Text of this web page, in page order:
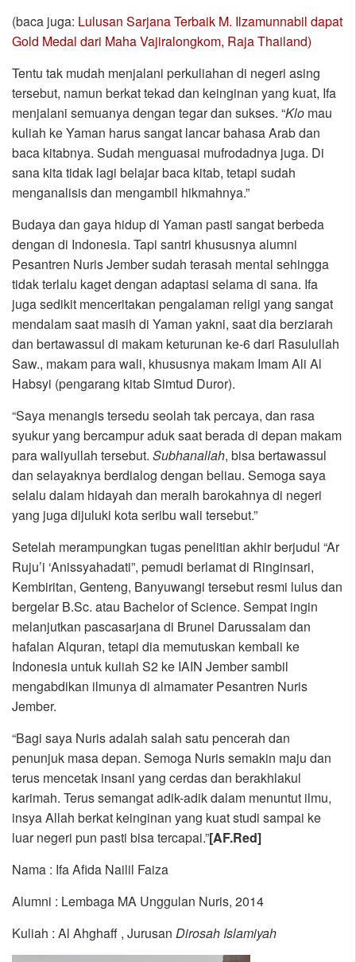
(baca juga: Lulusan Sarjana Terbaik M. Ilzamunnabil dapat
Gold Medal dari Maha Vajiralongkom, Raja Thailand)
Tentu tak mudah menjalani perkuliahan di negeri asing
tersebut, namun berkat tekad dan keinginan yang kuat, Ifa
menjalani semuanya dengan tegar dan sukses. “Klo mau
kuliah ke Yaman harus sangat lancar bahasa Arab dan
baca kitabnya. Sudah menguasai mufrodadnya juga. Di
sana kita tidak lagi belajar baca kitab, tetapi sudah
menganalisis dan mengambil hikmahnya.”
Budaya dan gaya hidup di Yaman pasti sangat berbeda
dengan di Indonesia. Tapi santri khususnya alumni
Pesantren Nuris Jember sudah terasah mental sehingga
tidak terlalu kaget dengan adaptasi selama di sana. Ifa
juga sedikit menceritakan pengalaman religi yang sangat
mendalam saat masih di Yaman yakni, saat dia berziarah
dan bertawassul di makam keturunan ke-6 dari Rasulullah
Saw., makam para wali, khususnya makam Imam Ali Al
Habsyi (pengarang kitab Simtud Duror).
“Saya menangis tersedu seolah tak percaya, dan rasa
syukur yang bercampur aduk saat berada di depan makam
para waliyullah tersebut. Subhanallah, bisa bertawassul
dan selayaknya berdialog dengan beliau. Semoga saya
selalu dalam hidayah dan meraih barokahnya di negeri
yang juga dijuluki kota seribu wali tersebut.”
Setelah merampungkan tugas penelitian akhir berjudul “Ar
Ruju’i ‘Anissyahadati”, pemudi berlamat di Ringinsari,
Kembiritan, Genteng, Banyuwangi tersebut resmi lulus dan
bergelar B.Sc. atau Bachelor of Science. Sempat ingin
melanjutkan pascasarjana di Brunei Darussalam dan
hafalan Alquran, tetapi dia memutuskan kembali ke
Indonesia untuk kuliah S2 ke IAIN Jember sambil
mengabdikan ilmunya di almamater Pesantren Nuris
Jember.
“Bagi saya Nuris adalah salah satu pencerah dan
penunjuk masa depan. Semoga Nuris semakin maju dan
terus mencetak insani yang cerdas dan berakhlakul
karimah. Terus semangat adik-adik dalam menuntut ilmu,
insya Allah berkat keinginan yang kuat studi sampai ke
luar negeri pun pasti bisa tercapai.”[AF.Red]
Nama : Ifa Afida Nailil Faiza
Alumni : Lembaga MA Unggulan Nuris, 2014
Kuliah : Al Ahghaff , Jurusan Dirosah Islamiyah